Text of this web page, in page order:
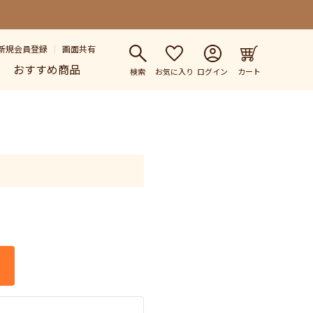
規会員登録 画面共有
おすすめ商品 検索 お気に入り ログイン カート